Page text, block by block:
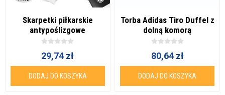
Skarpetki piłkarskie
antypoślizgowe
29,74 zł
DODAJ DO KOSZYKA
Torba Adidas Tiro Duffel z
dolną komorą
80,64 zł
DODAJ DO KOSZYKA